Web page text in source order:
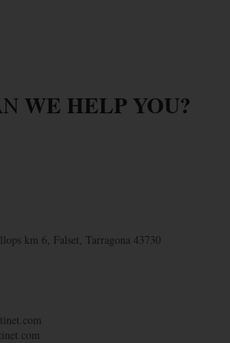
WE HELP YOU?
km 6, Falset, Tarragona 43730